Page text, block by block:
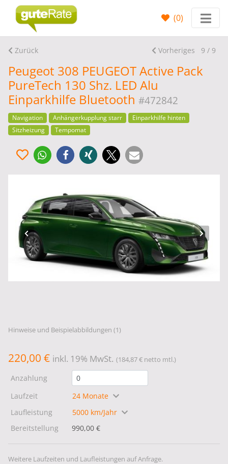
(0)
Zurück Vorheriges 9 / 9
Peugeot 308 PEUGEOT Active Pack
PureTech 130 Shz. LED Alu
Einparkhilfe Bluetooth #472842
Navigation Anhängerkupplung starr
Einparkhilfe hinten
Sitzheizung
Tempomat
Hinweise und Beispielabbildungen (1)
220,00 € inkl. 19% MwSt. (184,87 € netto mtl.)
Anzahlung
Laufzeit
24 Monate
Laufleistung
5000 km/Jahr
Bereitstellung
990,00 €
Weitere Laufzeiten und Laufleistungen auf Anfrage.